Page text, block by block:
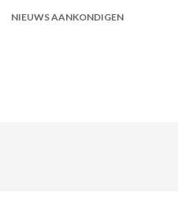
NIEUWS AANKONDIGEN